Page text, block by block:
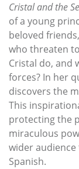
Cristal and the
of a young
beloved
who threaten
Cristal do, and
forces? In her
discovers the
This
protecting the
miraculous
wider
Spanish.